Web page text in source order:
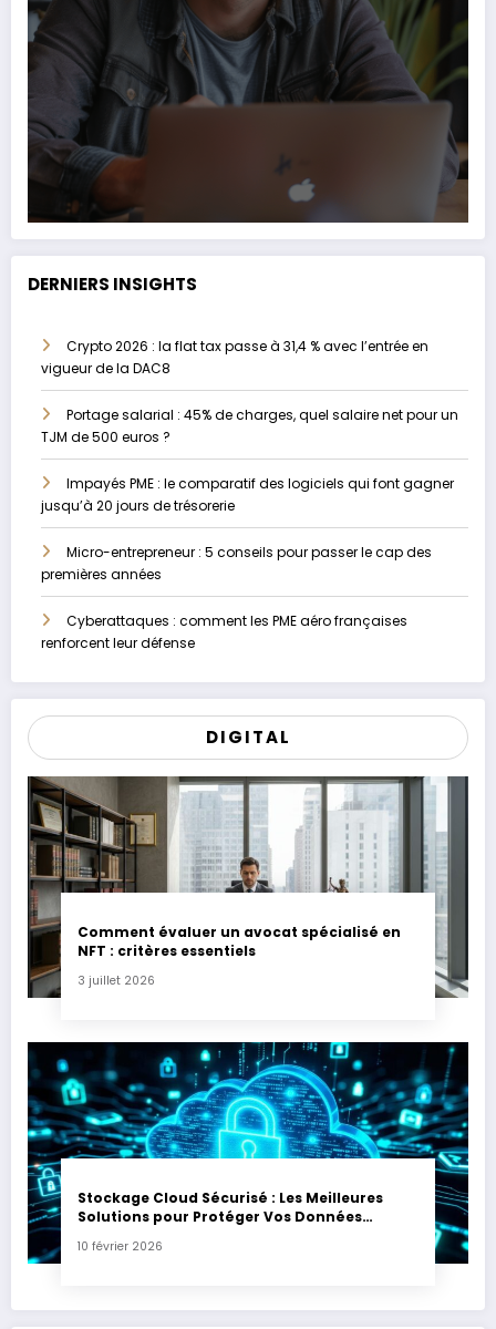
DERNIERS INSIGHTS
Crypto 2026 : la flat tax passe à 31,4 % avec l’entrée en
vigueur de la DAC8
Portage salarial : 45% de charges, quel salaire net pour un
TJM de 500 euros ?
Impayés PME : le comparatif des logiciels qui font gagner
jusqu’à 20 jours de trésorerie
Micro-entrepreneur : 5 conseils pour passer le cap des
premières années
Cyberattaques : comment les PME aéro françaises
renforcent leur défense
DIGITAL
Comment évaluer un avocat spécialisé en
NFT : critères essentiels
3 juillet 2026
Stockage Cloud Sécurisé : Les Meilleures
Solutions pour Protéger Vos Données
10 février 2026